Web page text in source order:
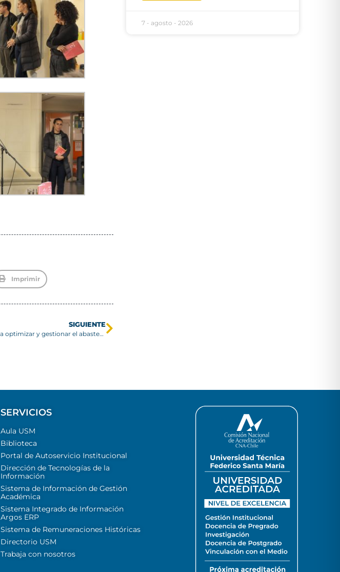
Imprimir
SIGUIENTE
Sansanos crean aplicación para optimizar y gestionar el abastecimiento de los comedores solidarios en Viña del Mar
7 - agosto - 2026
SERVICIOS
Aula USM
Biblioteca
Portal de Autoservicio Institucional
Dirección de Tecnologías de la
Información
Sistema de Información de Gestión
Académica
Sistema Integrado de Información
Argos ERP
Sistema de Remuneraciones Históricas
Directorio USM
Trabaja con nosotros